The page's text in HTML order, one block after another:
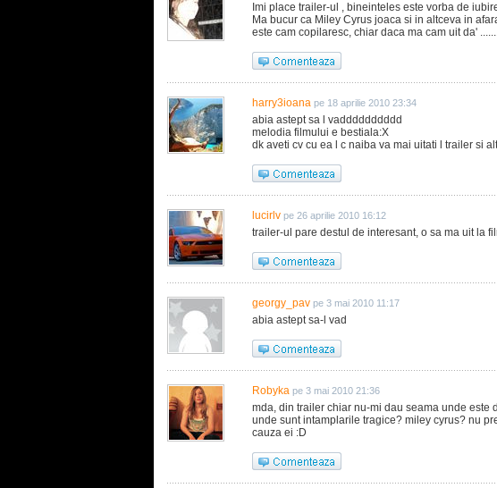
Imi place trailer-ul , bineinteles este vorba de
Ma bucur ca Miley Cyrus joaca si in altceva in
este cam copilaresc, chiar daca ma cam uit da'
harry3ioana pe 18 aprilie 2010 23:34
abia astept sa l vadddddddddd
melodia filmului e bestiala:X
dk aveti cv cu ea l c naiba va mai uitati l trailer si
lucirlv pe 26 aprilie 2010 16:12
trailer-ul pare destul de interesant, o sa ma uit la
georgy_pav pe 3 mai 2010 11:17
abia astept sa-l vad
Robyka pe 3 mai 2010 21:36
mda, din trailer chiar nu-mi dau seama unde este
unde sunt intamplarile tragice? miley cyrus? nu
cauza ei :D